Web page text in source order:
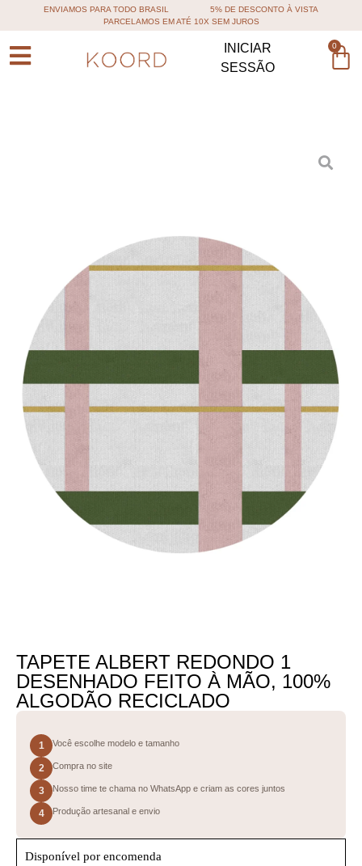
ENVIAMOS PARA TODO BRASIL
5% DE DESCONTO À VISTA
PARCELAMOS EM ATÉ 10X SEM JUROS
INICIAR
SESSÃO
0
TAPETE ALBERT REDONDO 1
DESENHADO FEITO À MÃO, 100%
ALGODÃO RECICLADO
1 Você escolhe modelo e tamanho
2 Compra no site
3 Nosso time te chama no WhatsApp e criam as cores juntos
4 Produção artesanal e envio
Disponível por encomenda